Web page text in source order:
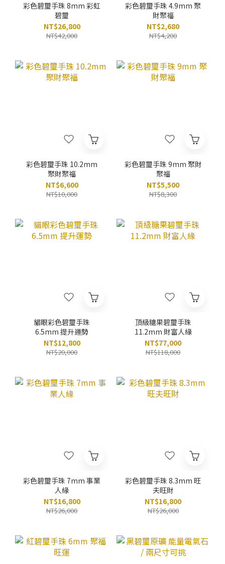
彩色碧璽手珠 8mm 彩虹
碧璽
NT$26,800
NT$42,000
彩色碧璽手珠 4.9mm 聚
財聚福
NT$2,680
NT$4,200
彩色碧璽手珠 10.2mm
聚財聚福
NT$6,600
NT$10,000
彩色碧璽手珠 9mm 聚財
聚福
NT$5,500
NT$8,300
貓眼彩色碧璽手珠
6.5mm 提升運勢
NT$12,800
NT$20,000
頂級糖果碧璽手珠
11.2mm 財富人緣
NT$77,000
NT$118,000
彩色碧璽手珠 7mm 事業
人緣
NT$16,800
NT$26,000
彩色碧璽手珠 8.3mm 旺
夫旺財
NT$16,800
NT$26,000